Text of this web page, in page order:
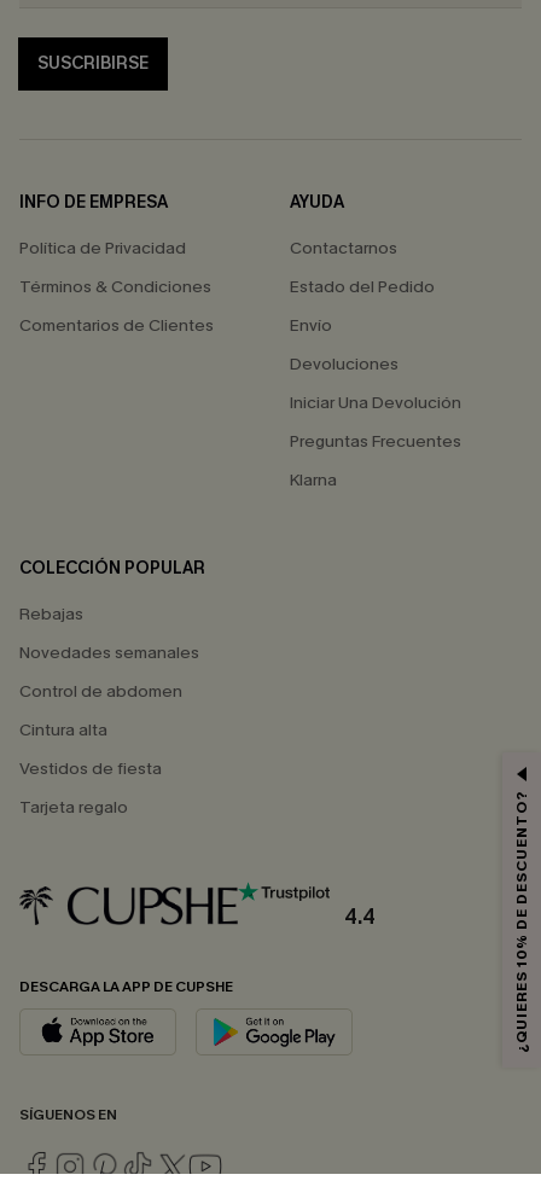
SUSCRIBIRSE
INFO DE EMPRESA
Política de Privacidad
Términos & Condiciones
Comentarios de Clientes
AYUDA
Contactarnos
Estado del Pedido
Envío
Devoluciones
Iniciar Una Devolución
Preguntas Frecuentes
Klarna
COLECCIÓN POPULAR
Rebajas
Novedades semanales
Control de abdomen
Cintura alta
Vestidos de fiesta
Tarjeta regalo
4.4
DESCARGA LA APP DE CUPSHE
SÍGUENOS EN
¿QUIERES 10% DE DESCUENTO?